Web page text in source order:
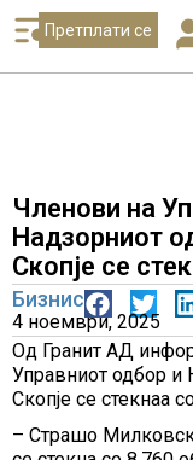
Претплати се
Членови на
Надзорниот
Скопје се
Бизнис
4 ноември, 2025
Од Гранит АД
Управниот одбор и
Скопје се стекнаа
– Страшо